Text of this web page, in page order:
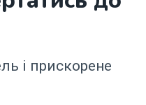
і прискорене